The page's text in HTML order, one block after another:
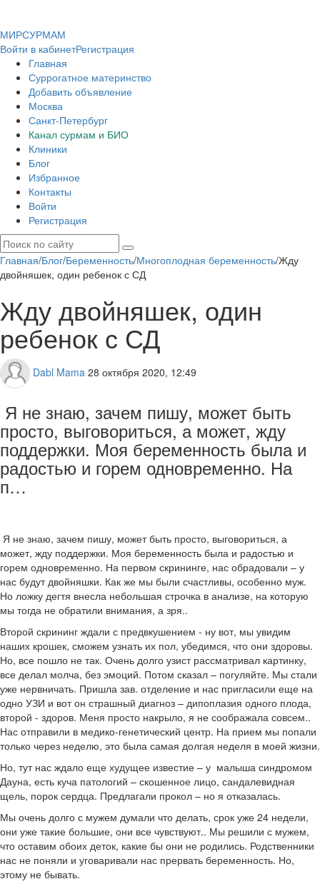
МИРСУРМАМ
Войти в кабинетРегистрация
Главная
Суррогатное материнство
Добавить объявление
Москва
Санкт-Петербург
Канал сурмам и БИО
Клиники
Блог
Избранное
Контакты
Войти
Регистрация
Главная/Блог/Беременность/Многоплодная беременность/Жду
двойняшек, один ребенок с СД
Жду двойняшек, один
ребенок с СД
Dabl Mama 28 октября 2020, 12:49
Я не знаю, зачем пишу, может быть
просто, выговориться, а может, жду
поддержки. Моя беременность была и
радостью и горем одновременно. На
п…
Я не знаю, зачем пишу, может быть просто, выговориться, а
может, жду поддержки. Моя беременность была и радостью и
горем одновременно. На первом скрининге, нас обрадовали – у
нас будут двойняшки. Как же мы были счастливы, особенно муж.
Но ложку дегтя внесла небольшая строчка в анализе, на которую
мы тогда не обратили внимания, а зря..
Второй скрининг ждали с предвкушением - ну вот, мы увидим
наших крошек, сможем узнать их пол, убедимся, что они здоровы.
Но, все пошло не так. Очень долго узист рассматривал картинку,
все делал молча, без эмоций. Потом сказал – погуляйте. Мы стали
уже нервничать. Пришла зав. отделение и нас пригласили еще на
одно УЗИ и вот он страшный диагноз – дипоплазия одного плода,
второй - здоров. Меня просто накрыло, я не соображала совсем..
Нас отправили в медико-генетический центр. На прием мы попали
только через неделю, это была самая долгая неделя в моей жизни.
Но, тут нас ждало еще худущее известие – у малыша синдромом
Дауна, есть куча патологий – скошенное лицо, сандалевидная
щель, порок сердца. Предлагали прокол – но я отказалась.
Мы очень долго с мужем думали что делать, срок уже 24 недели,
они уже такие большие, они все чувствуют.. Мы решили с мужем,
что оставим обоих деток, какие бы они не родились. Родственники
нас не поняли и уговаривали нас прервать беременность. Но,
этому не бывать.